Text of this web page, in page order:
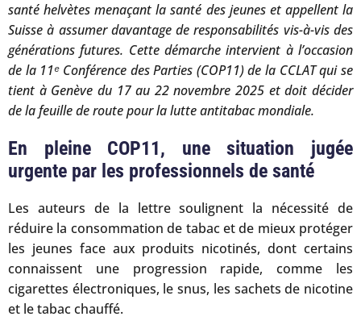
santé helvètes menaçant la santé des jeunes et appellent la
Suisse à assumer davantage de responsabilités vis-à-vis des
générations futures. Cette démarche intervient à l’occasion
de la 11ᵉ Conférence des Parties (COP11) de la CCLAT qui se
tient à Genève du 17 au 22 novembre 2025 et doit décider
de la feuille de route pour la lutte antitabac mondiale.
En pleine COP11, une situation jugée
urgente par les professionnels de santé
Les auteurs de la lettre soulignent la nécessité de
réduire la consommation de tabac et de mieux protéger
les jeunes face aux produits nicotinés, dont certains
connaissent une progression rapide, comme les
cigarettes électroniques, le snus, les sachets de nicotine
et le tabac chauffé.